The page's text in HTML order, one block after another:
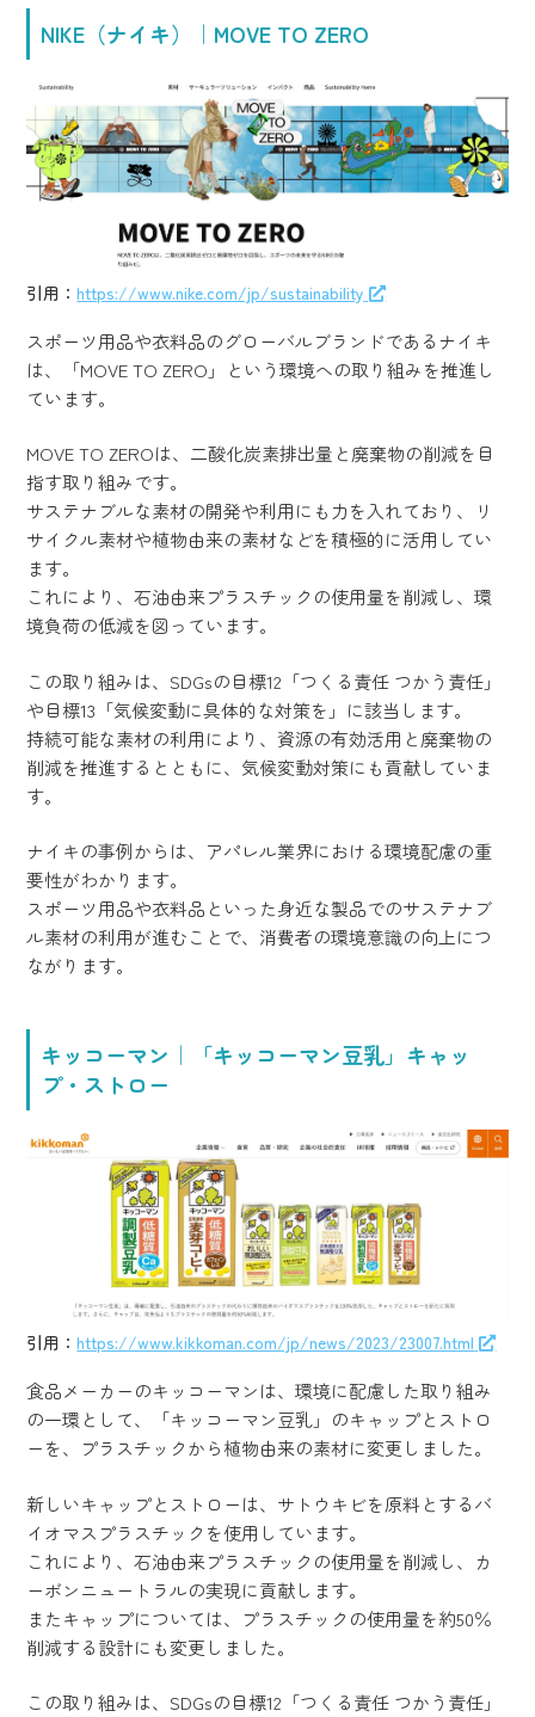
NIKE（ナイキ）｜MOVE TO ZERO
引用：https://www.nike.com/jp/sustainability
スポーツ用品や衣料品のグローバルブランドであるナイキ
は、「MOVE TO ZERO」という環境への取り組みを推進し
ています。
MOVE TO ZEROは、二酸化炭素排出量と廃棄物の削減を目
指す取り組みです。
サステナブルな素材の開発や利用にも力を入れており、リ
サイクル素材や植物由来の素材などを積極的に活用してい
ます。
これにより、石油由来プラスチックの使用量を削減し、環
境負荷の低減を図っています。
この取り組みは、SDGsの目標12「つくる責任 つかう責任」
や目標13「気候変動に具体的な対策を」に該当します。
持続可能な素材の利用により、資源の有効活用と廃棄物の
削減を推進するとともに、気候変動対策にも貢献していま
す。
ナイキの事例からは、アパレル業界における環境配慮の重
要性がわかります。
スポーツ用品や衣料品といった身近な製品でのサステナブ
ル素材の利用が進むことで、消費者の環境意識の向上につ
ながります。
キッコーマン｜「キッコーマン豆乳」キャッ
プ・ストロー
引用：https://www.kikkoman.com/jp/news/2023/23007.html
食品メーカーのキッコーマンは、環境に配慮した取り組み
の一環として、「キッコーマン豆乳」のキャップとストロ
ーを、プラスチックから植物由来の素材に変更しました。
新しいキャップとストローは、サトウキビを原料とするバ
イオマスプラスチックを使用しています。
これにより、石油由来プラスチックの使用量を削減し、カ
ーボンニュートラルの実現に貢献します。
またキャップについては、プラスチックの使用量を約50％
削減する設計にも変更しました。
この取り組みは、SDGsの目標12「つくる責任 つかう責任」